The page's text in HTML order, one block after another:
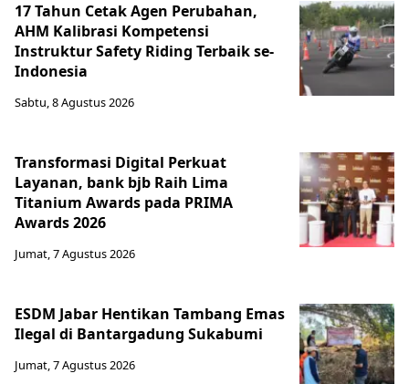
17 Tahun Cetak Agen Perubahan,
AHM Kalibrasi Kompetensi
Instruktur Safety Riding Terbaik se-
Indonesia
Sabtu, 8 Agustus 2026
Transformasi Digital Perkuat
Layanan, bank bjb Raih Lima
Titanium Awards pada PRIMA
Awards 2026
Jumat, 7 Agustus 2026
ESDM Jabar Hentikan Tambang Emas
Ilegal di Bantargadung Sukabumi
Jumat, 7 Agustus 2026